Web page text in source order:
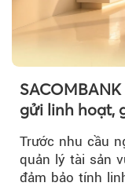
gửi linh hoạt,
Trước nhu cầu
quản lý tài sản
đảm bảo tính